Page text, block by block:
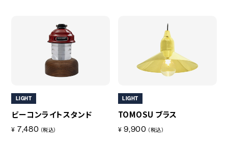
COLLABORATOR
SHOP LIST 修理サービス
INFORMATION CONTACT
LIGHT
ビーコンライトスタンド
¥ 7,480 （税込）
LIGHT
TOMOSU ブラス
¥ 9,900 （税込）